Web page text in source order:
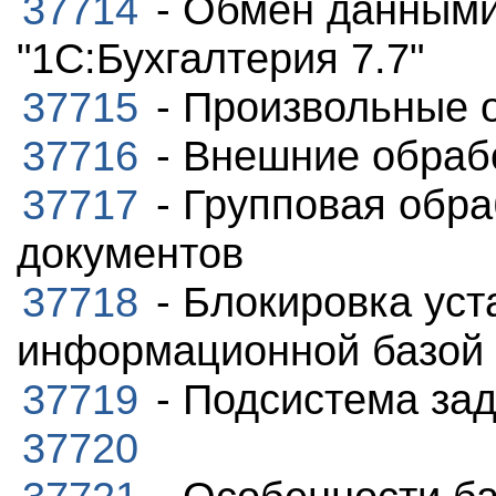
"1С:Бухгалтерия 7.7"
37715 - Произвольные
37716 - Внешние
37717 - Групповая
документов
37718 - Блокировка
информационной базой
37719 - Подсистема
37720